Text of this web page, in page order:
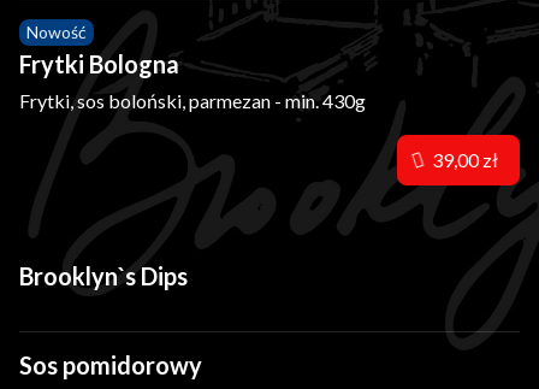
Nowość
Frytki Bologna
Frytki, sos boloński, parmezan - min. 430g
Brooklyn`s Dips
Sos pomidorowy